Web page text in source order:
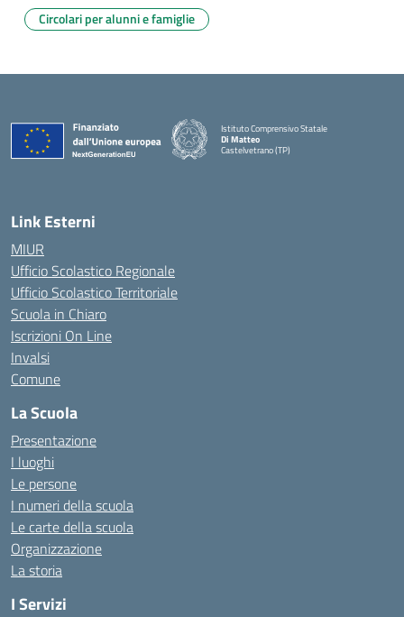
Circolari per alunni e famiglie
Istituto Comprensivo Statale
Di Matteo
Castelvetrano (TP)
Link Esterni
MIUR
Ufficio Scolastico Regionale
Ufficio Scolastico Territoriale
Scuola in Chiaro
Iscrizioni On Line
Invalsi
Comune
La Scuola
Presentazione
I luoghi
Le persone
I numeri della scuola
Le carte della scuola
Organizzazione
La storia
I Servizi